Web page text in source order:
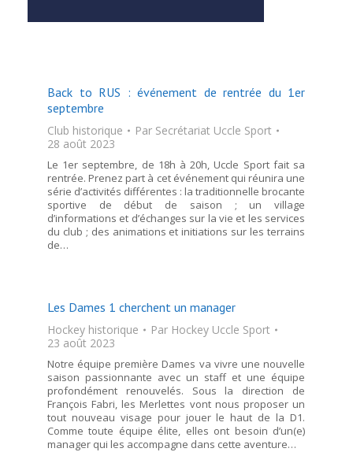
Back to RUS : événement de rentrée du 1er
septembre
Club historique Par Secrétariat Uccle Sport
28 août 2023
Le 1er septembre, de 18h à 20h, Uccle Sport fait sa
rentrée. Prenez part à cet événement qui réunira une
série d’activités différentes : la traditionnelle brocante
sportive de début de saison ; un village
d’informations et d’échanges sur la vie et les services
du club ; des animations et initiations sur les terrains
de…
Les Dames 1 cherchent un manager
Hockey historique Par Hockey Uccle Sport
23 août 2023
Notre équipe première Dames va vivre une nouvelle
saison passionnante avec un staff et une équipe
profondément renouvelés. Sous la direction de
François Fabri, les Merlettes vont nous proposer un
tout nouveau visage pour jouer le haut de la D1.
Comme toute équipe élite, elles ont besoin d’un(e)
manager qui les accompagne dans cette aventure…